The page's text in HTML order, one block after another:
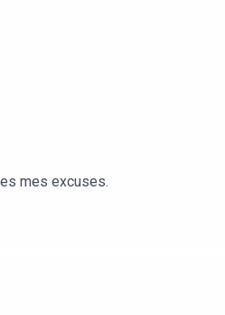
mes excuses.